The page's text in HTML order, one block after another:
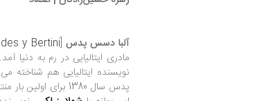
آلبا دسس پدس [
y Bertini
مادری ایتالیایی در رم به دنیا
نویسنده ایتالیایی هم شناخته
پدس سال 1380 برای